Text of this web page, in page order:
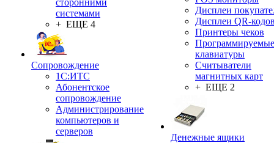
сторонними
системами
+ ЕЩЕ 4
Сопровождение
1C:ИТС
Абонентское
сопровождение
Администрирование
компьютеров и
серверов
Дисплеи
Дисплеи QR-
Принтеры чеков
Программируемые
клавиатуры
Считыватели
магнитных карт
+ ЕЩЕ 2
Денежные ящики